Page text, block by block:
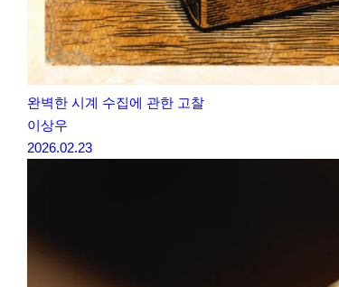
완벽한 시계 수집에 관한 고찰
이상우
2026.02.23